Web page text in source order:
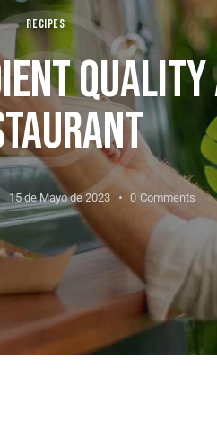
RECIPES
QUALITY
15 de Mayo de 2023 0 Comments